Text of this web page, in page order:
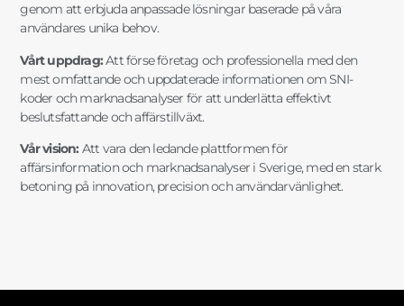
genom att erbjuda anpassade lösningar baserade på våra
användares unika behov.
Vårt uppdrag:Att förse företag och professionella med den
mest omfattande och uppdaterade informationen om SNI-
koder och marknadsanalyser för att underlätta effektivt
beslutsfattande och affärstillväxt.
Vår vision: Att vara den ledande plattformen för
affärsinformation och marknadsanalyser i Sverige, med en stark
betoning på innovation, precision och användarvänlighet.